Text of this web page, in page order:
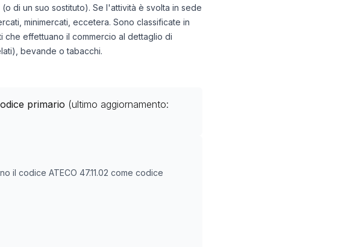
di un suo sostituto). Se l'attività è svolta in sede
minimercati, eccetera. Sono classificate in
effettuano il commercio al dettaglio di
bevande o tabacchi.
primario (ultimo aggiornamento:
il codice ATECO 47.11.02 come codice